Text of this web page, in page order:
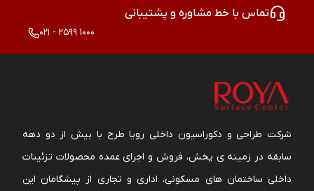
تماس با خط مشاوره و پشتیبانی
021 - 2599 1000
شرکت طراحی و دکوراسیون داخلی رویا طرح با بیش از دو دهه
سابقه در زمینه ی پخش، فروش و اجرای عمده محصولات تزئینات
داخلی ساختمان های مسکونی، اداری و تجاری از پیشگامان این